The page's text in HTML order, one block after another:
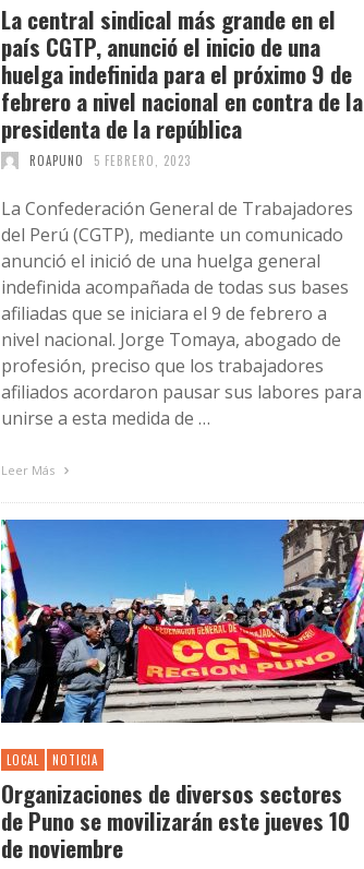
La central sindical más grande en el
país CGTP, anunció el inicio de una
huelga indefinida para el próximo 9 de
febrero a nivel nacional en contra de la
presidenta de la república
ROAPUNO 5 FEBRERO, 2023
La Confederación General de Trabajadores
del Perú (CGTP), mediante un comunicado
anunció el inició de una huelga general
indefinida acompañada de todas sus bases
afiliadas que se iniciara el 9 de febrero a
nivel nacional. Jorge Tomaya, abogado de
profesión, preciso que los trabajadores
afiliados acordaron pausar sus labores para
unirse a esta medida de …
Leer Más
LOCAL NOTICIA
Organizaciones de diversos sectores
de Puno se movilizarán este jueves 10
de noviembre